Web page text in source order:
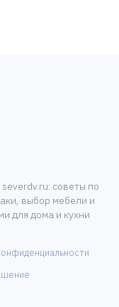
советы по
выбор мебели и
для дома и кухни